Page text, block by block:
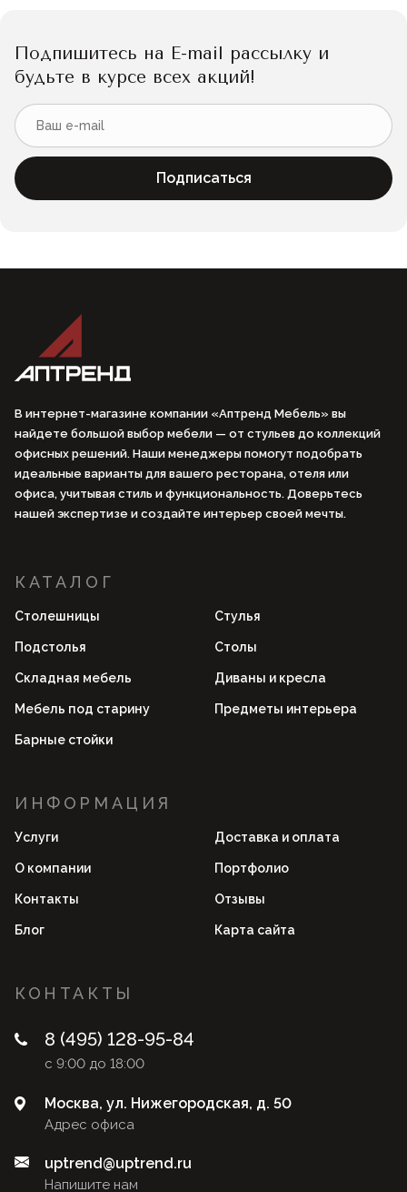
Подпишитесь на E-mail рассылку и
будьте в курсе всех акций!
Подписаться
В интернет-магазине компании «Аптренд Мебель» вы
найдете большой выбор мебели — от стульев до коллекций
офисных решений. Наши менеджеры помогут подобрать
идеальные варианты для вашего ресторана, отеля или
офиса, учитывая стиль и функциональность. Доверьтесь
нашей экспертизе и создайте интерьер своей мечты.
КАТАЛОГ
Столешницы Стулья
Подстолья Столы
Складная мебель Диваны и кресла
Мебель под старину Предметы интерьера
Барные стойки
ИНФОРМАЦИЯ
Услуги Доставка и оплата
О компании Портфолио
Контакты Отзывы
Блог Карта сайта
КОНТАКТЫ
8 (495) 128-95-84
с 9:00 до 18:00
Адрес офиса
Москва, ул. Нижегородская, д. 50
Напишите нам
uptrend@uptrend.ru